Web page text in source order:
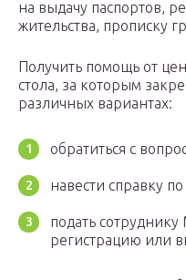
на выдачу паспортов,
жительства, прописку
Получить помощь от
стола, за которым
различных вариантах:
обратиться с
навести справку
подать
регистрацию или